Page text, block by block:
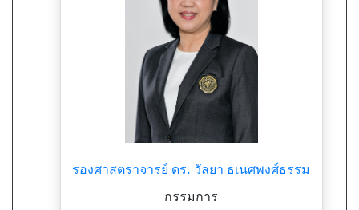
รองศาสตราจารย์ ดร. วัลยา ธเนศพงศ์ธรรม
กรรมการ